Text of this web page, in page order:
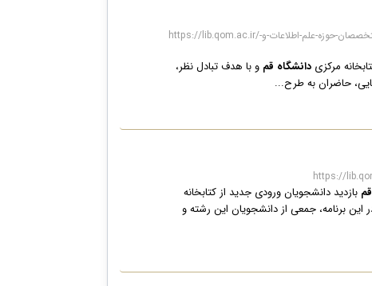
https://lib.qom.ac.ir/آرشیواخبار/جلسه-هم‌اندیشی-انجمن-کتابداری-استان-قم-با-حضور-جمعی-از-کتابداران،-دانشجویان-و-متخصصان-حوزه-علم-اطلاعات-و-
مرکزیدانشگاه قم و با هدف تبادل نظر،
حاضران به طرح...
بازدید دانشجویان ورودی جدید از کتابخانه
برنامه، جمعی از دانشجویان این رشته و